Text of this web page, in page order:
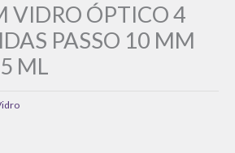
VIDRO ÓPTICO 4
PASSO 10 MM
ML